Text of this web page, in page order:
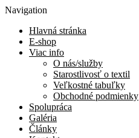
Navigation
Hlavná stránka
E-shop
Viac info
O nás/služby
Starostlivosť o textil
Veľkostné tabuľky
Obchodné podmienky
Spolupráca
Galéria
Články